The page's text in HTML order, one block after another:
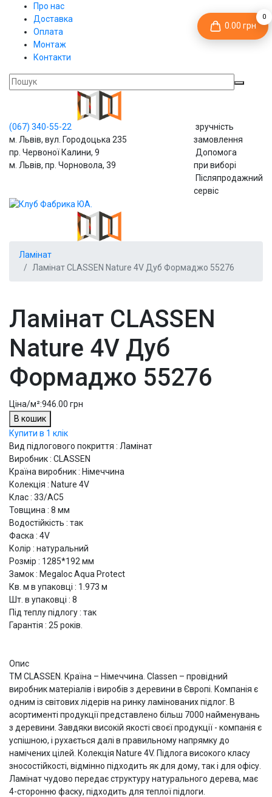
Про нас
Доставка
Оплата
Монтаж
Контакти
0.00 грн
0
(067) 340-55-22
м. Львів, вул. Городоцька 235
пр. Червоної Калини, 9
м. Львів, пр. Чорновола, 39
зручність
замовлення
Допомога
при виборі
Післяпродажний
сервіс
Ламінат
Ламінат CLASSEN Nature 4V Дуб Формаджо 55276
Ламінат CLASSEN
Nature 4V Дуб
Формаджо 55276
Ціна/м²:946.00 грн
В кошик
Купити в 1 клік
Вид підлогового покриття : Ламінат
Виробник : CLASSEN
Країна виробник : Німеччина
Колекція : Nature 4V
Клас : 33/АС5
Товщина : 8 мм
Водостійкість : так
Фаска : 4V
Колір : натуральний
Розмір : 1285*192 мм
Замок : Megaloc Aqua Protect
Кв. м в упаковці : 1.973 м
Шт. в упаковці : 8
Під теплу підлогу : так
Гарантія : 25 років.
Опис
ТМ CLASSEN. Країна – Німеччина. Classen – провідний
виробник матеріалів і виробів з деревини в Європі. Компанія є
одним із світових лідерів на ринку ламінованих підлог. В
асортименті продукції представлено більш 7000 найменувань
з деревини. Завдяки високій якості своєї продукції - компанія є
успішною, і рухається далі в правильному напрямку до
намічених цілей. Колекція Nature 4V. Підлога високого класу
зносостійкості, відмінно підходить як для дому, так і для офісу.
Ламінат чудово передає структуру натурального дерева, має
4-сторонню фаску, підходить для теплої підлоги.